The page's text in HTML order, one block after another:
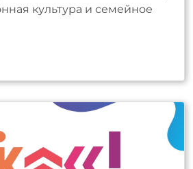
культура и семейное